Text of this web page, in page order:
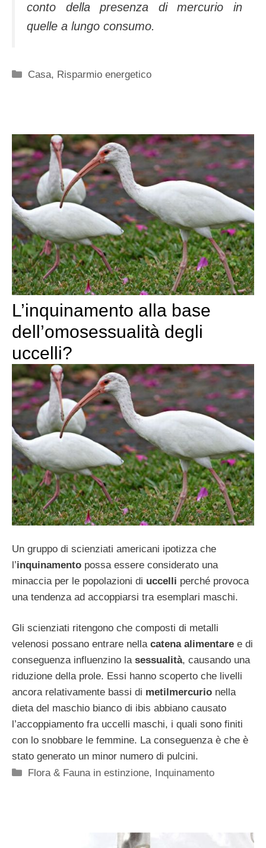
conto della presenza di mercurio in
quelle a lungo consumo.
Categorie
Casa, Risparmio energetico
L’inquinamento alla base
dell’omosessualità degli
uccelli?
Un gruppo di scienziati americani ipotizza che
l’inquinamento possa essere considerato una
minaccia per le popolazioni di uccelli perché provoca
una tendenza ad accoppiarsi tra esemplari maschi.
Gli scienziati ritengono che composti di metalli
velenosi possano entrare nella catena alimentare e di
conseguenza influenzino la sessualità, causando una
riduzione della prole. Essi hanno scoperto che livelli
ancora relativamente bassi di metilmercurio nella
dieta del maschio bianco di ibis abbiano causato
l’accoppiamento fra uccelli maschi, i quali sono finiti
con lo snobbare le femmine. La conseguenza è che è
stato generato un minor numero di pulcini.
Categorie
Flora & Fauna in estinzione, Inquinamento